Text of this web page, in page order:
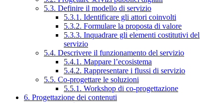
5.3. Definire il modello di servizio
5.3.1. Identificare gli attori coinvolti
5.3.2. Formulare la proposta di valore
5.3.3. Inquadrare gli elementi costitutivi del
servizio
5.4. Descrivere il funzionamento del servizio
5.4.1. Mappare l’ecosistema
5.4.2. Rappresentare i flussi di servizio
5.5. Co-progettare le soluzioni
5.5.1. Workshop di co-progettazione
6. Progettazione dei contenuti